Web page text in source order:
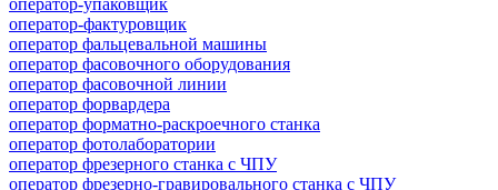
оператор-фактуровщик
оператор фальцевальной машины
оператор фасовочного оборудования
оператор фасовочной линии
оператор форвардера
оператор форматно-раскроечного станка
оператор фотолаборатории
оператор фрезерного станка с ЧПУ
оператор фрезерно-гравировального станка с ЧПУ